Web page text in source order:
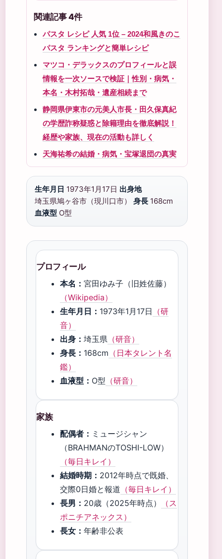
関連記事 4件
パスタ レシピ 人気 1位 – 2024和風きのこ
パスタ ランキングと簡単レシピ
マツコ・デラックスのプロフィールと誤
情報を一次ソースで検証｜性別・病気・
本名・木村拓哉・遺産相続まで
静岡県伊東市の元美人市長・田久保真紀
の学歴詐称疑惑と除籍理由を徹底解説！
経歴や家族、現在の活動も詳しく
天海祐希の結婚・病気・宝塚退団の真実
生年月日 1973年1月17日 出身地
埼玉県鳩ヶ谷市（現川口市）
身長 168cm
血液型 O型
プロフィール
本名： 宮田ゆみ子（旧姓佐藤）
（Wikipedia）
生年月日： 1973年1月17日 （研
音）
出身： 埼玉県 （研音）
身長： 168cm （日本タレント名
鑑）
血液型： O型 （研音）
家族
配偶者： ミュージシャン
（BRAHMANのTOSHI-LOW）
（毎日キレイ）
結婚時期： 2012年時点で既婚、
交際0日婚と報道 （毎日キレイ）
長男： 20歳（2025年時点）
（ス
ポニチアネックス）
長女： 年齢非公表